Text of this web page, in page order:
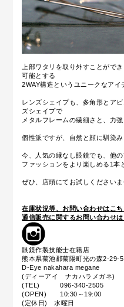
上部ワタリを取り外すことがで
可能とする
2WAY構造というユニークなアイ
レンズシェイプも、多角形とア
ズシェイプで
メタルフレームの繊細さと、力強
個性派ですが、自然と顔に馴染み
今、人気の縁なし眼鏡でも、他
ファッションをより楽しめる1本
ぜひ、店頭にてお試しくださいま
在庫状況等、お問い合わせはこち
通信販売に関するお問い合わせは
眼鏡作製技能士在籍店
熊本県菊池郡菊陽町光の森2-29-5
D-Eye nakahara megane
(ディーアイ ナカハラメガネ)
(TEL) 096-340-2505
(OPEN) 10:30～19:00
(定休日) 水曜日